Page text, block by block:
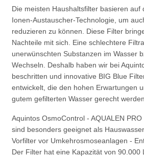
Die meisten Haushaltsfilter basieren auf
Ionen-Austauscher-Technologie, um
reduzieren zu können. Diese Filter
Nachteile mit sich. Eine schlechtere
unerwünschten Substanzen im Wasser
Wechseln. Deshalb haben wir bei
beschritten und innovative BIG Blue
entwickelt, die den hohen Erwartungen
gutem gefilterten Wasser gerecht werden.
Aquintos OsmoControl - AQUALEN
sind besonders geeignet als
Vorfilter vor Umkehrosmoseanlagen -
Der Filter hat eine Kapazität von 90.000